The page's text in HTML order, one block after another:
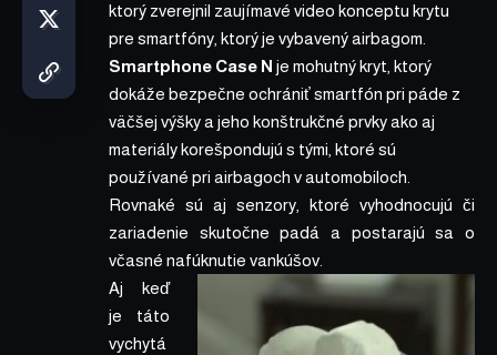
ktorý zverejnil zaujímavé video konceptu krytu
pre smartfóny, ktorý je vybavený airbagom.
Smartphone Case N je mohutný kryt, ktorý
dokáže bezpečne ochrániť smartfón pri páde z
väčšej výšky a jeho konštrukčné prvky ako aj
materiály korešpondujú s tými, ktoré sú
používané pri airbagoch v automobiloch.
Rovnaké sú aj senzory, ktoré vyhodnocujú či
zariadenie skutočne padá a postarajú sa o
včasné nafúknutie vankúšov.
Aj keď
je táto
vychytá